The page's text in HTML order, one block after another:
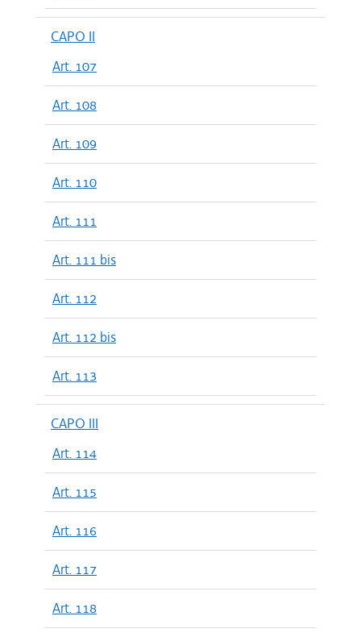
CAPO II
Art. 107
Art. 108
Art. 109
Art. 110
Art. 111
Art. 111 bis
Art. 112
Art. 112 bis
Art. 113
CAPO III
Art. 114
Art. 115
Art. 116
Art. 117
Art. 118